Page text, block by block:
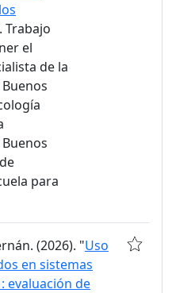
Trabajo
el
de la
para
(2026). "Uso
en sistemas
evaluación de